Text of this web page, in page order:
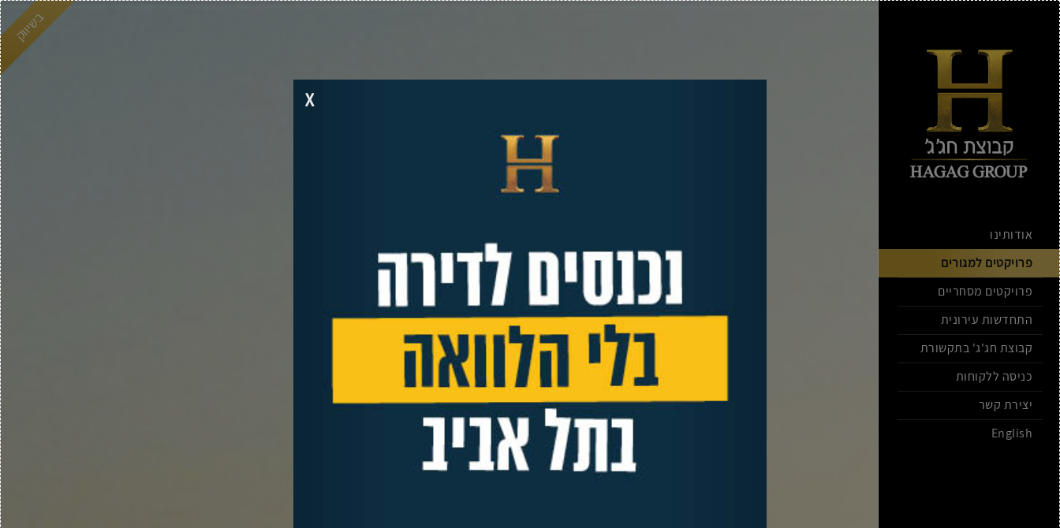
אודותינו
פרויקטים למגורים
פרויקטים מסחריים
התחדשות עירונית
קבוצת חג'ג' בתקשורת
כניסה ללקוחות
יצירת קשר
English
בשיווק
X